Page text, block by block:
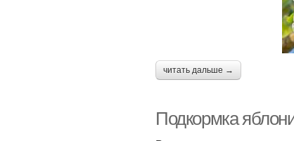
читать дальше →
Подкормка